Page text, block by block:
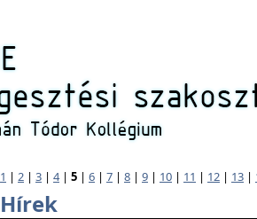
1 | 2 | 3 | 4| 5 | 6 | 7 | 8 | 9 | 10 | 11 | 12 | 13 |
Hírek